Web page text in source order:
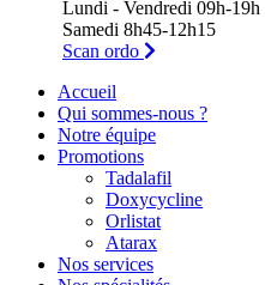
Lundi - Vendredi 09h-19h
Samedi 8h45-12h15
Scan ordo
Accueil
Qui sommes-nous ?
Notre équipe
Promotions
Tadalafil
Doxycycline
Orlistat
Atarax
Nos services